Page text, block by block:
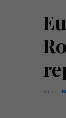
Scris de: